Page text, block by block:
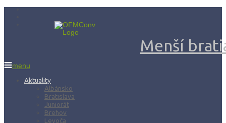
Menší
menu
Aktuality
Albánsko
Bratislava
Juniorát
Brehov
Levoča